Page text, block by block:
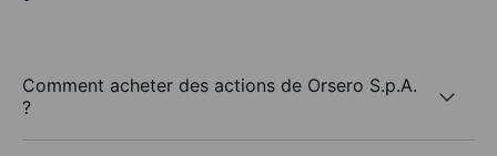
Comment acheter des actions de Orsero S.p.A.
?